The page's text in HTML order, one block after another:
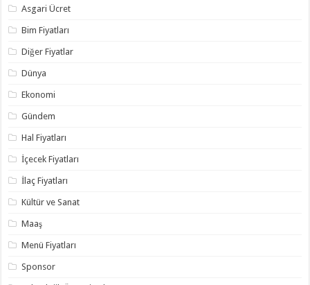
Asgari Ücret
Bim Fiyatları
Diğer Fiyatlar
Dünya
Ekonomi
Gündem
Hal Fiyatları
İçecek Fiyatları
İlaç Fiyatları
Kültür ve Sanat
Maaş
Menü Fiyatları
Sponsor